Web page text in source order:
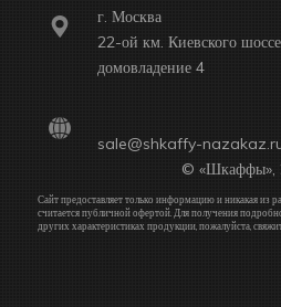
г. Москва
22-ой км. Киевского шоссе
домовладение 4
sale@shkaffy-
© «Шкаффы»,
Сайт предоставляет только информацию и никакая
считается публичной офертой. Для получения
других характеристиках продукции, пожалуйста,